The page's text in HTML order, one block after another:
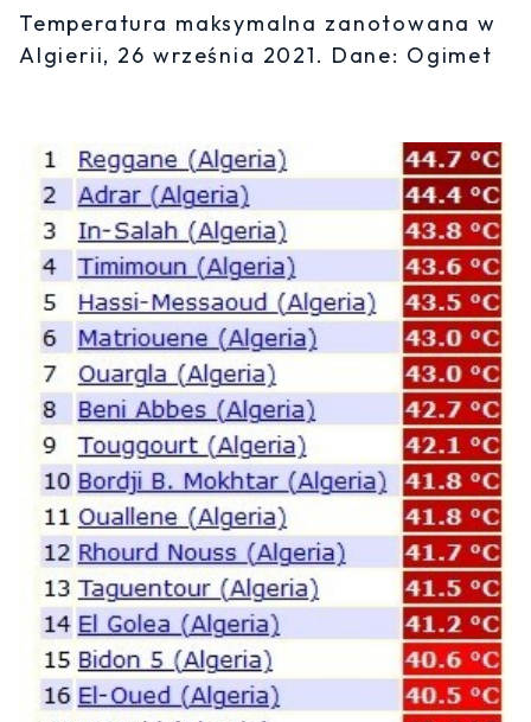
Temperatura maksymalna zanotowana w
Algierii, 26 września 2021. Dane: Ogimet